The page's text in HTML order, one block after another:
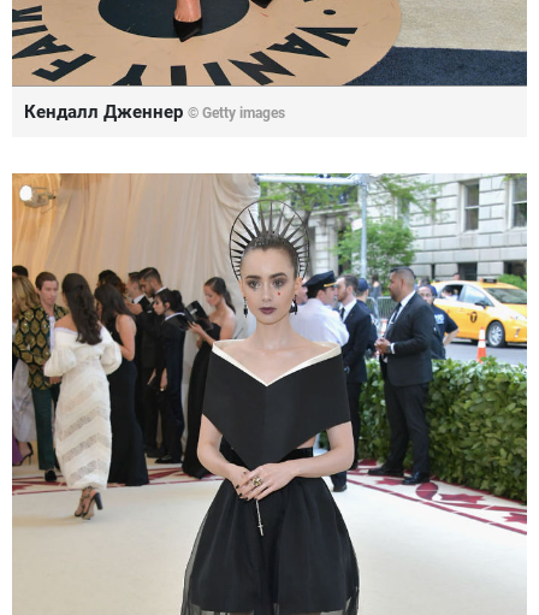
Кендалл Дженнер © Getty images